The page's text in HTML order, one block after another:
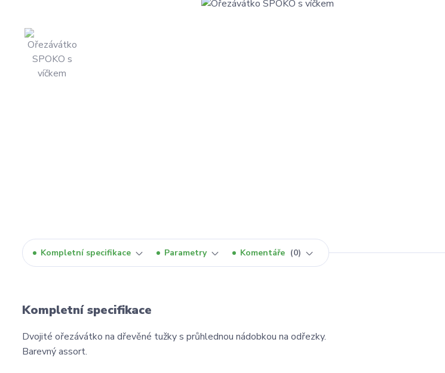
Kompletní specifikace Parametry Komentáře 0
Kompletní specifikace
Dvojité ořezávátko na dřevěné tužky s průhlednou nádobkou na odřezky.
Barevný assort.